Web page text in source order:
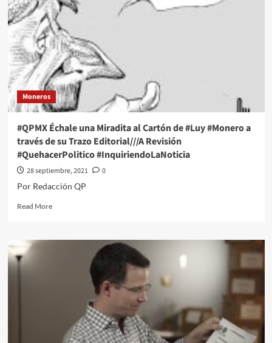
acusa
“pacto
perverso
en
su
contra”
Moneros
#QPMX Échale una Miradita al Cartón de #Luy #Monero a
través de su Trazo Editorial///A Revisión
#QuehacerPolitico #InquiriendoLaNoticia
28 septiembre, 2021
0
Por Redacción QP
Read MoreRead
#QPMX
#Monero